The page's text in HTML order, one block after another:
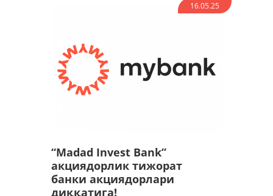
16.05.25
“Madad Invest Bank”
акциядорлик тижорат
банки акциядорлари
диққатига!